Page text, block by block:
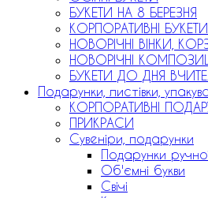
БУКЕТИ НА 8 БЕРЕЗНЯ
КОРПОРАТИВНІ
НОВОРІЧНІ ВІНКИ,
НОВОРІЧНІ
БУКЕТИ ДО ДНЯ
Подарунки, листівки,
КОРПОРАТИВНІ
ПРИКРАСИ
Сувеніри, подарунки
Подарунки
Об'ємні букви
Свічі